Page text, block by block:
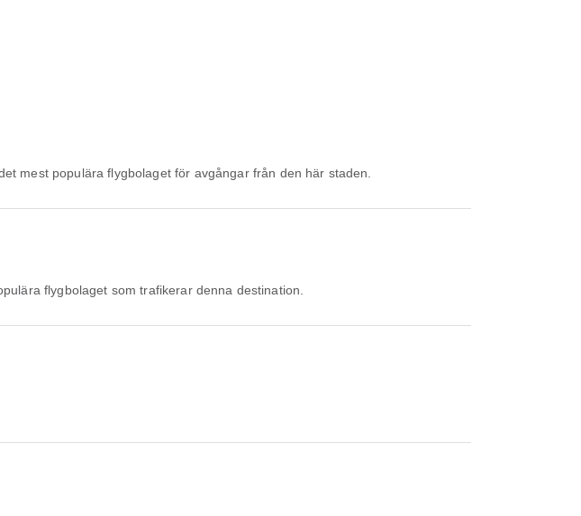
det mest populära flygbolaget för avgångar från den här staden.
flygbolaget som trafikerar denna destination.